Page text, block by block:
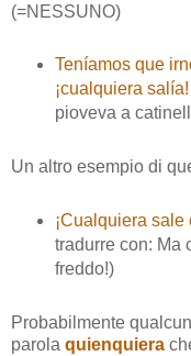
(=NESSUNO)
Teníamos que
¡cualquiera salía!
pioveva a
Un altro esempio di
¡Cualquiera sale
tradurre con: Ma
freddo!)
Probabilmente
parola quienquiera